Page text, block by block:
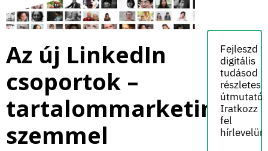
Az új LinkedIn
csoportok –
tartalommarketinges
szemmel
Fejleszd
digitális
tudásod
részletes
Iratkozz
fel